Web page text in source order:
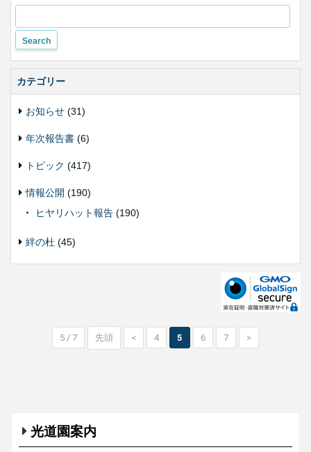
変
カテゴリー
お知らせ (31)
年次報告書 (6)
トピック (417)
情報公開 (190)
ヒヤリハット報告 (190)
絆の杜 (45)
5 / 7 先頭 < 4 5 6 7 >
光道園案内